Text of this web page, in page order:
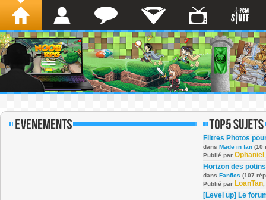
Filtres Photos
dans Made in fan (10
Publié par Ophaniel
Horizon des potins
dans Fanfics (107
Publié par LoanTan
[Level up] Le